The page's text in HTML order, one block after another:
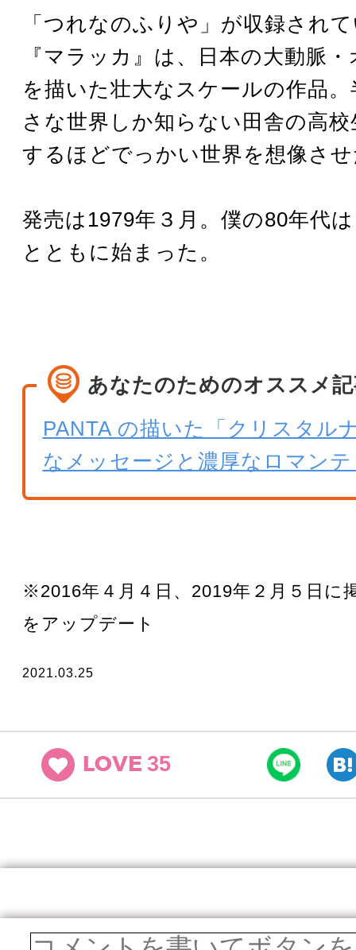
「つれなのふりや」が収録され
『マラッカ』は、日本の大動脈
を描いた壮大なスケールの作品
さな世界しか知らない田舎の高
するほどでっかい世界を想像さ
発売は1979年３月。僕の80年代
とともに始まった。
あなたのためのオススメ
PANTA の描いた「クリスタル
なメッセージと濃厚なロマン
※2016年４月４日、2019年２月５日に
をアップデート
2021.03.25
LOVE 35